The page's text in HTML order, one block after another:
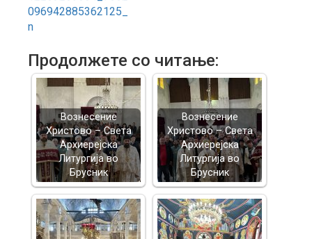
Продолжете со читање:
Вознесение
Христово – Света
Архиерејска
Литургија во
Брусник
Вознесение
Христово – Света
Архиерејска
Литургија во
Брусник